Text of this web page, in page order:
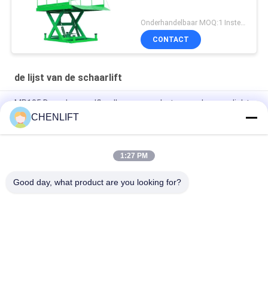
Onderhandelbaar MOQ:1 Instellen
CONTACT
de lijst van de schaarlift
MP105 Draagbare zelflaadkarren voor het verwerken van licht
materiaal
1110 mm palletpal lading heftafel hefboomlader voor 2000 kg
Zware industriële enkele schaarlift, solide en duurzame
CHENLIFT
1:27 PM
Good day, what product are you looking for?